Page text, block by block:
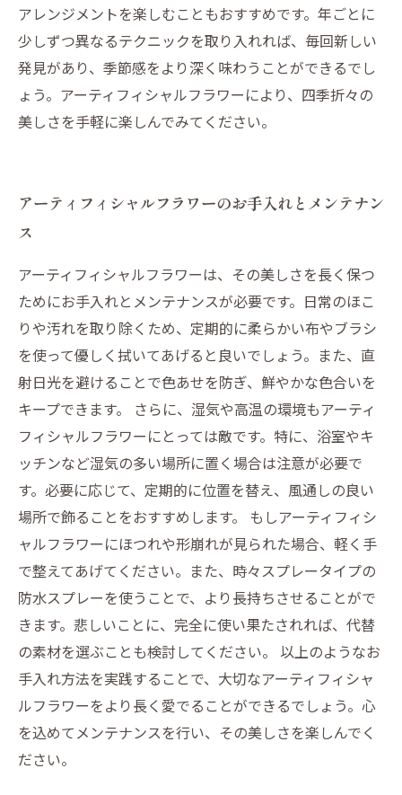
アレンジメントを楽しむこともおすすめです。年ごとに
少しずつ異なるテクニックを取り入れれば、毎回新しい
発見があり、季節感をより深く味わうことができるでし
ょう。アーティフィシャルフラワーにより、四季折々の
美しさを手軽に楽しんでみてください。
アーティフィシャルフラワーのお手入れとメンテナン
ス
アーティフィシャルフラワーは、その美しさを長く保つ
ためにお手入れとメンテナンスが必要です。日常のほこ
りや汚れを取り除くため、定期的に柔らかい布やブラシ
を使って優しく拭いてあげると良いでしょう。また、直
射日光を避けることで色あせを防ぎ、鮮やかな色合いを
キープできます。 さらに、湿気や高温の環境もアーティ
フィシャルフラワーにとっては敵です。特に、浴室やキ
ッチンなど湿気の多い場所に置く場合は注意が必要で
す。必要に応じて、定期的に位置を替え、風通しの良い
場所で飾ることをおすすめします。 もしアーティフィシ
ャルフラワーにほつれや形崩れが見られた場合、軽く手
で整えてあげてください。また、時々スプレータイプの
防水スプレーを使うことで、より長持ちさせることがで
きます。悲しいことに、完全に使い果たされれば、代替
の素材を選ぶことも検討してください。 以上のようなお
手入れ方法を実践することで、大切なアーティフィシャ
ルフラワーをより長く愛でることができるでしょう。心
を込めてメンテナンスを行い、その美しさを楽しんでく
ださい。